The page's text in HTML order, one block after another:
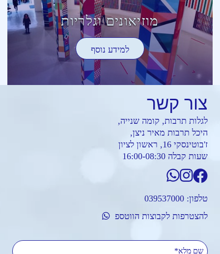
מוזיאונים וגלריות
למידע נוסף
צור קשר
לגלות תרבות, קומה שנייה,
היכל תרבות מאיר ניצן,
ז'בוטינסקי 16, ראשון לציון
שעות קבלה 16:00-08:30
טלפון: 039537000
להצטרפות לקבוצות הווטספ
שם מלא